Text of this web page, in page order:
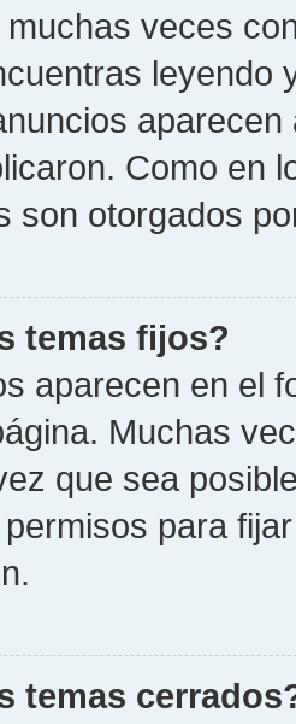
veces
leyendo
Como en
son otorgados
temas fijos?
aparecen en el
Muchas
que sea
para
temas